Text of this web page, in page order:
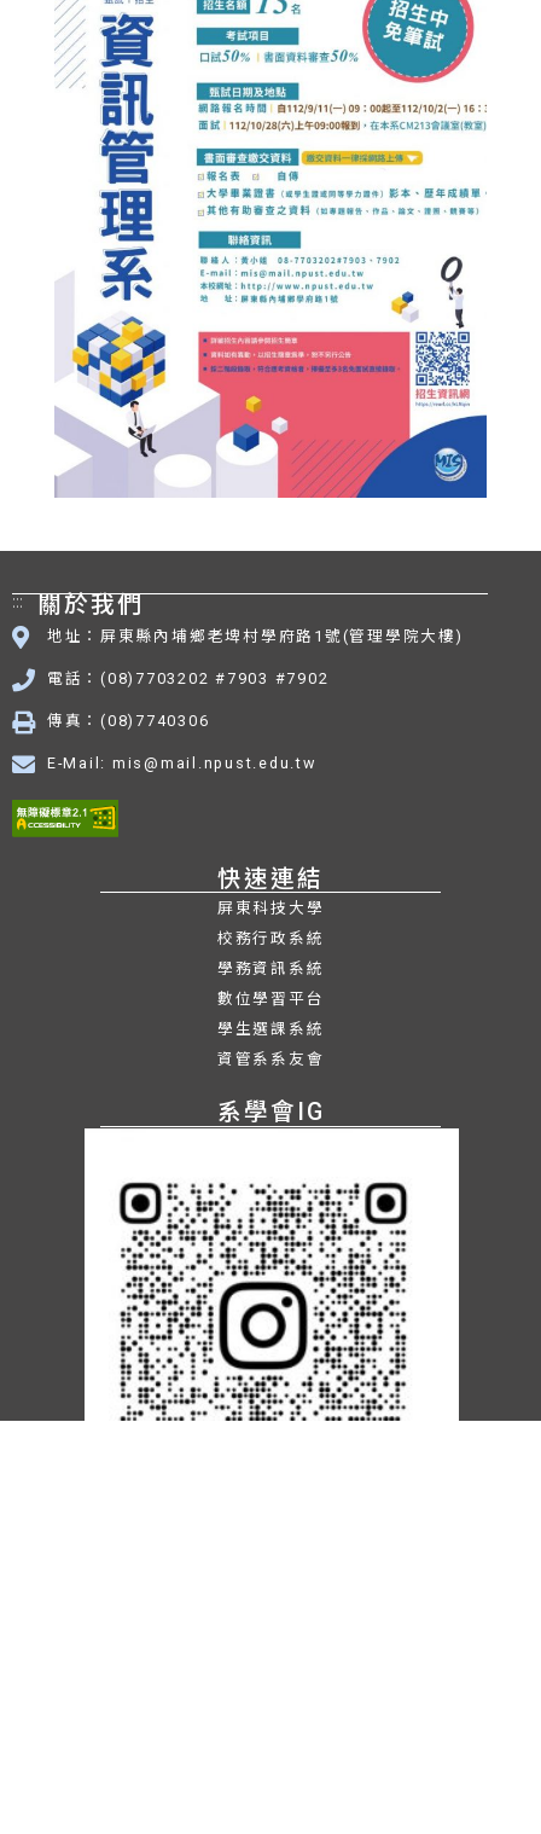
::: 關於我們
地址：屏東縣內埔鄉老埤村學府路1號(管理學院大樓)
電話：(08)7703202 #7903 #7902
傳真：(08)7740306
E-Mail: mis@mail.npust.edu.tw
快速連結
屏東科技大學
校務行政系統
學務資訊系統
數位學習平台
學生選課系統
資管系系友會
系學會IG